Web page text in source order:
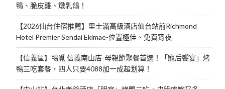
鴨、脆皮雞、燉乳鴿！
【2026仙台住宿推薦】里士滿高級酒店仙台站前Richmond
Hotel Premier Sendai Ekimae-位置極佳、免費宵夜
【信義區】鴨覓 信義南山店-母親節聚餐首選！「寵后饗宴」烤
鴨三吃套餐，四人只要4088加一成超划算！